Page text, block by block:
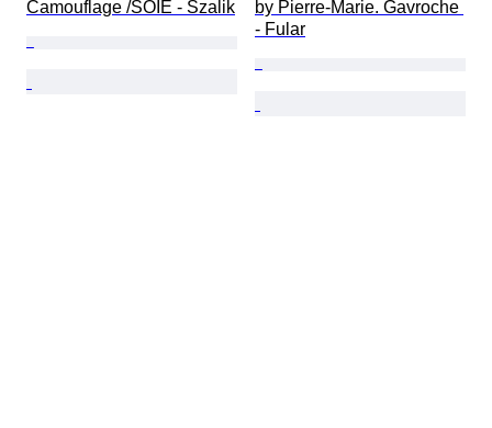
Camouflage /SOIE - Szalik
by Pierre-Marie. Gavroche
- Fular